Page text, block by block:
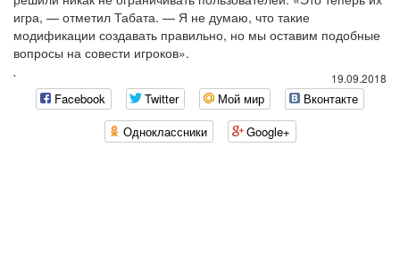
игра, — отметил Табата. — Я не думаю, что такие
модификации создавать правильно, но мы оставим подобные
вопросы на совести игроков».
19.09.2018
`
Facebook Twitter Мой мир
Вконтакте
Одноклассники
Google+